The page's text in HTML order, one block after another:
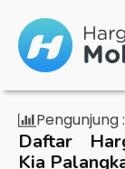
Pengunjung :
Daftar
Kia